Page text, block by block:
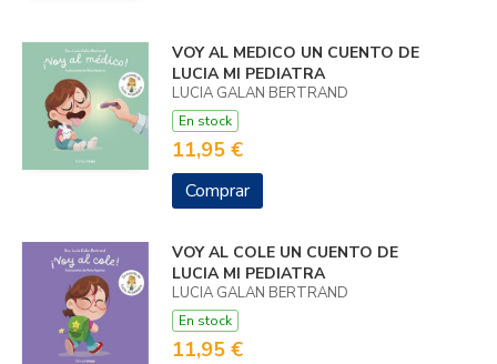
VOY AL MEDICO UN CUENTO DE
LUCIA MI PEDIATRA
LUCIA GALAN BERTRAND
En stock
11,95 €
Comprar
VOY AL COLE UN CUENTO DE
LUCIA MI PEDIATRA
LUCIA GALAN BERTRAND
En stock
11,95 €